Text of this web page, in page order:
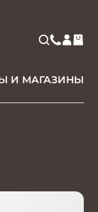
И МАГАЗИНЫ